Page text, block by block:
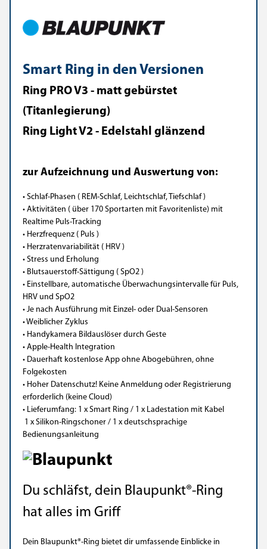
Smart Ring in den Versionen
Ring PRO V3 - matt gebürstet
(Titanlegierung)
Ring Light V2 - Edelstahl glänzend
zur Aufzeichnung und Auswertung von:
• Schlaf-Phasen ( REM-Schlaf, Leichtschlaf, Tiefschlaf )
• Aktivitäten ( über 170 Sportarten mit Favoritenliste) mit
Realtime Puls-Tracking
• Herzfrequenz ( Puls )
• Herzratenvariabilität ( HRV )
• Stress und Erholung
• Blutsauerstoff-Sättigung ( SpO2 )
• Einstellbare, automatische Überwachungsintervalle für Puls,
HRV und SpO2
• Je nach Ausführung mit Einzel- oder Dual-Sensoren
• Weiblicher Zyklus
• Handykamera Bildauslöser durch Geste
• Apple-Health Integration
• Dauerhaft kostenlose App ohne Abogebühren, ohne
Folgekosten
• Hoher Datenschutz! Keine Anmeldung oder Registrierung
erforderlich (keine Cloud)
• Lieferumfang: 1 x Smart Ring / 1 x Ladestation mit Kabel
1 x Silikon-Ringschoner / 1 x deutschsprachige
Bedienungsanleitung
Du schläfst, dein Blaupunkt®-Ring
hat alles im Griff
Dein Blaupunkt®-Ring bietet dir umfassende Einblicke in